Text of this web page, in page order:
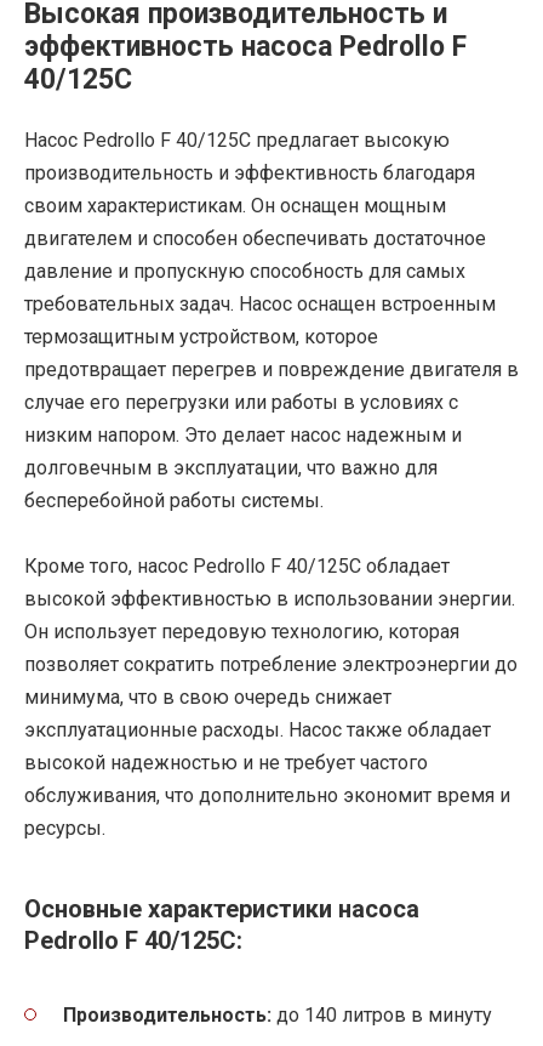
Высокая производительность и
эффективность насоса Pedrollo F
40/125C
Насос Pedrollo F 40/125C предлагает высокую
производительность и эффективность благодаря
своим характеристикам. Он оснащен мощным
двигателем и способен обеспечивать достаточное
давление и пропускную способность для самых
требовательных задач. Насос оснащен встроенным
термозащитным устройством, которое
предотвращает перегрев и повреждение двигателя в
случае его перегрузки или работы в условиях с
низким напором. Это делает насос надежным и
долговечным в эксплуатации, что важно для
бесперебойной работы системы.
Кроме того, насос Pedrollo F 40/125C обладает
высокой эффективностью в использовании энергии.
Он использует передовую технологию, которая
позволяет сократить потребление электроэнергии до
минимума, что в свою очередь снижает
эксплуатационные расходы. Насос также обладает
высокой надежностью и не требует частого
обслуживания, что дополнительно экономит время и
ресурсы.
Основные характеристики насоса
Pedrollo F 40/125C:
Производительность: до 140 литров в минуту